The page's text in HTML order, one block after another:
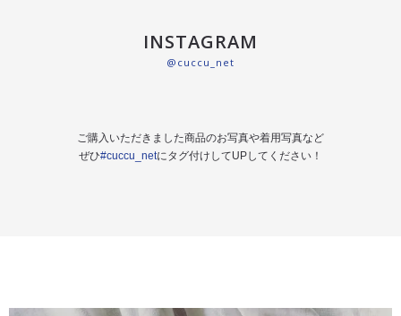
INSTAGRAM
@cuccu_net
ご購入いただきました商品のお写真や着用写真など
ぜひ#cuccu_netにタグ付けしてUPしてください！